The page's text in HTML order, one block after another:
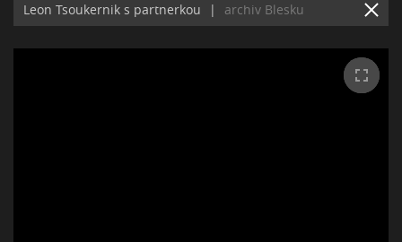
Leon Tsoukernik s partnerkou | archiv Blesku